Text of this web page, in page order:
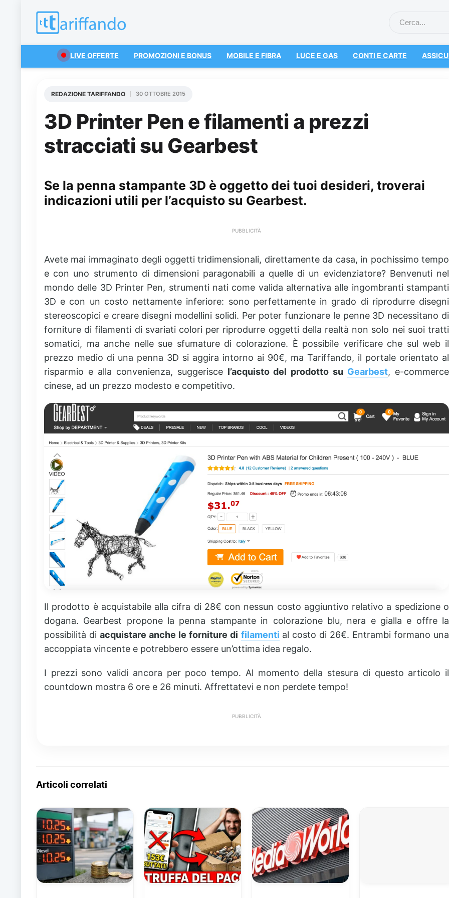
LIVE OFFERTE PROMOZIONI E BONUS MOBILE E FIBRA LUCE E GAS CONTI E CARTE
3D Printer Pen e filamenti a prezzi
stracciati su Gearbest
REDAZIONE TARIFFANDO 30 OTTOBRE 2015
Se la penna stampante 3D è oggetto dei tuoi desideri, troverai
indicazioni utili per l’acquisto su Gearbest.
PUBBLICITÀ
Avete mai immaginato degli oggetti tridimensionali, direttamente da casa, in pochissimo tempo
e con uno strumento di dimensioni paragonabili a quelle di un evidenziatore? Benvenuti nel
mondo delle 3D Printer Pen, strumenti nati come valida alternativa alle ingombranti stampanti
3D e con un costo nettamente inferiore: sono perfettamente in grado di riprodurre disegni
stereoscopici e creare disegni modellini solidi. Per poter funzionare le penne 3D necessitano di
forniture di filamenti di svariati colori per riprodurre oggetti della realtà non solo nei suoi tratti
somatici, ma anche nelle sue sfumature di colorazione. È possibile verificare che sul web il
prezzo medio di una penna 3D si aggira intorno ai 90€, ma Tariffando, il portale orientato al
risparmio e alla convenienza, suggerisce l’acquisto del prodotto su Gearbest, e-commerce
cinese, ad un prezzo modesto e competitivo.
Il prodotto è acquistabile alla cifra di 28€ con nessun costo aggiuntivo relativo a spedizione o
dogana. Gearbest propone la penna stampante in colorazione blu, nera e gialla e offre la
possibilità diacquistare anche le forniture di filamenti al costo di 26€. Entrambi formano una
accoppiata vincente e potrebbero essere un’ottima idea regalo.
I prezzi sono validi ancora per poco tempo. Al momento della stesura di questo articolo il
countdown mostra 6 ore e 26 minuti. Affrettatevi e non perdete tempo!
PUBBLICITÀ
Articoli correlati